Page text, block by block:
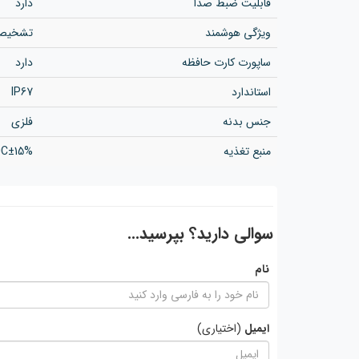
ویژگی هوشمند
ساپورت کارت حافظه
دارد
استاندارد
IP67
جنس بدنه
فلزی
منبع تغذیه
سوالی دارید؟ بپرسید...
نام
ایمیل (اختیاری)